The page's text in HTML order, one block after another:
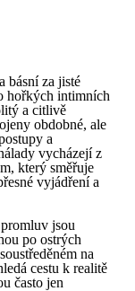
básní za jisté
hořkých intimních
a citlivě
obdobné, ale
a
vycházejí z
který směřuje
vyjádření a
jsou
po ostrých
na
cestu k realitě
často jen